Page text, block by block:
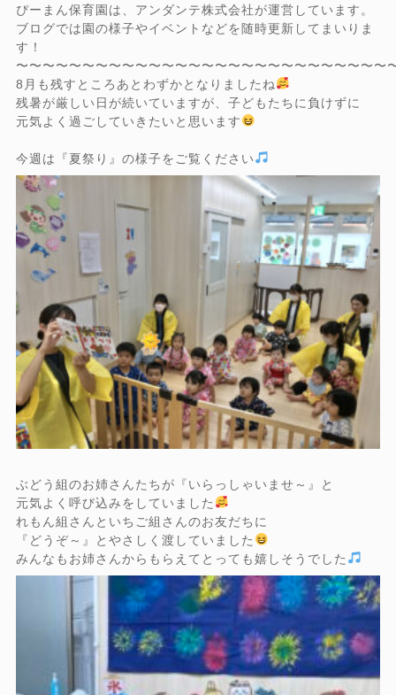
ぴーまん保育園は、アンダンテ株式会社が運営しています。
ブログでは園の様子やイベントなどを随時更新してまいりま
す！
〜〜〜〜〜〜〜〜〜〜〜〜〜〜〜〜〜〜〜〜〜〜〜〜〜〜〜〜
8月も残すところあとわずかとなりましたね
残暑が厳しい日が続いていますが、子どもたちに負けずに
元気よく過ごしていきたいと思います
今週は『夏祭り』の様子をご覧ください
ぶどう組のお姉さんたちが『いらっしゃいませ～』と
元気よく呼び込みをしていました
れもん組さんといちご組さんのお友だちに
『どうぞ～』とやさしく渡していました
みんなもお姉さんからもらえてとっても嬉しそうでした